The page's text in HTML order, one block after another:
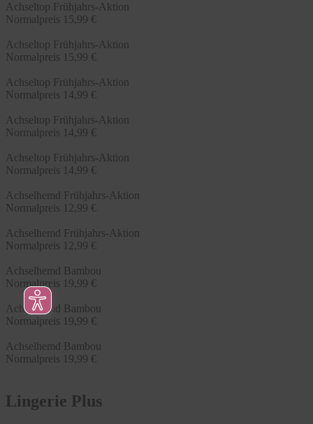
Achseltop Frühjahrs-Aktion
Normalpreis 15,99 €
Achseltop Frühjahrs-Aktion
Normalpreis 15,99 €
Achseltop Frühjahrs-Aktion
Normalpreis 14,99 €
Achseltop Frühjahrs-Aktion
Normalpreis 14,99 €
Achseltop Frühjahrs-Aktion
Normalpreis 14,99 €
Achselhemd Frühjahrs-Aktion
Normalpreis 12,99 €
Achselhemd Frühjahrs-Aktion
Normalpreis 12,99 €
Achselhemd Bambou
Normalpreis 19,99 €
Achselhemd Bambou
Normalpreis 19,99 €
Achselhemd Bambou
Normalpreis 19,99 €
Lingerie Plus